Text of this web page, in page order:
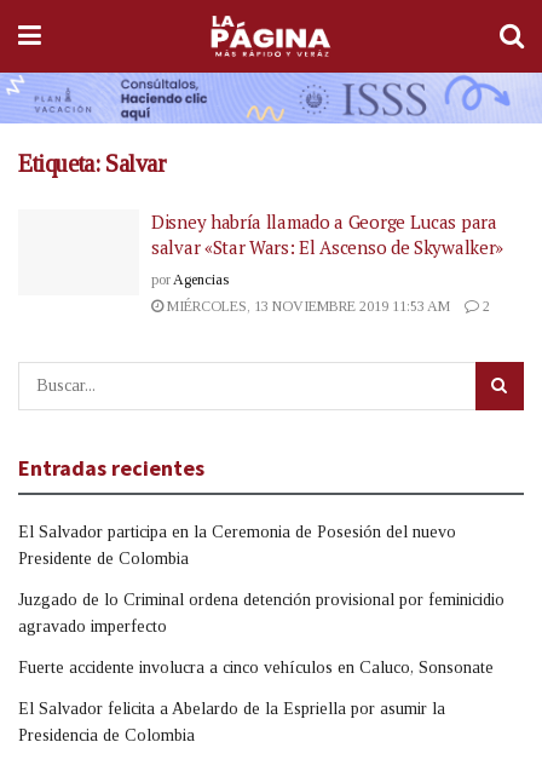
Etiqueta: Salvar
Disney habría llamado a George Lucas para
salvar «Star Wars: El Ascenso de Skywalker»
por Agencias
MIÉRCOLES, 13 NOVIEMBRE 2019 11:53 AM
2
Entradas recientes
El Salvador participa en la Ceremonia de Posesión del nuevo
Presidente de Colombia
Juzgado de lo Criminal ordena detención provisional por feminicidio
agravado imperfecto
Fuerte accidente involucra a cinco vehículos en Caluco, Sonsonate
El Salvador felicita a Abelardo de la Espriella por asumir la
Presidencia de Colombia